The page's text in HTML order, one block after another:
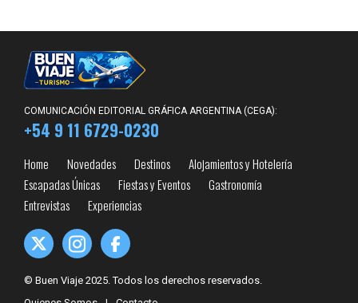
COMUNICACIÓN EDITORIAL GRÁFICA ARGENTINA (CEGA):
+54 9 11 6729-0230
Home Novedades Destinos
Alojamientos y Hotelería
Escapadas Únicas
Fiestas y Eventos
Gastronomía
Entrevistas
Experiencias
© Buen Viaje 2025. Todos los derechos reservados.